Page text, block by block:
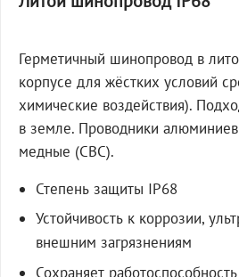
Герметичный шинопровод в
корпусе для жёстких условий
химические воздействия).
в земле. Проводники
медные (СВС).
Степень защиты IP68
Устойчивость к коррозии,
внешним загрязнениям
Сохраняет